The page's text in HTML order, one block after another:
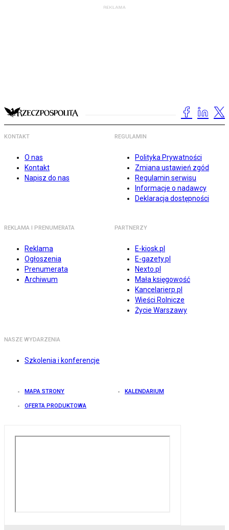
KONTAKT
O nas
Kontakt
Napisz do nas
REGULAMIN
Polityka Prywatności
Zmiana ustawień zgód
Regulamin serwisu
Informacje o nadawcy
Deklaracja dostępności
REKLAMA I PRENUMERATA
Reklama
Ogłoszenia
Prenumerata
Archiwum
PARTNERZY
E-kiosk.pl
E-gazety.pl
Nexto.pl
Mała księgowość
Kancelarierp.pl
Wieści Rolnicze
Życie Warszawy
NASZE WYDARZENIA
Szkolenia i konferencje
MAPA STRONY KALENDARIUM
OFERTA PRODUKTOWA